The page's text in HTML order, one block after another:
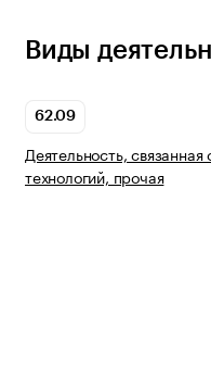
Виды
62.09
Деятельность,
технологий, прочая